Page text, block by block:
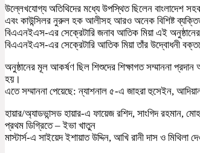
উল্লেখযোগ্য অতিথিদের মধ্যে উপস্থিত ছিলেন বাংলাদেশ
এবং কাউন্সিলর নুরুল হক আলীসহ আরও অনেক বিশিষ্ট
বিএএনইএস-এর সেক্রেটারি জনাব আতিক মিয়া এই
বিএএনইএস-এর সেক্রেটারি আতিক মিয়া তাঁর উদ্বোধনী
অনুষ্ঠানের মূল আকর্ষণ ছিল শিশুদের শিক্ষাগত সম্মাননা প্রদান
হয়।
এতে সম্মাননা পেয়েছে: ন্যাশনাল ৫-এ জাহরা হুসেইন,
হায়ার/অ্যাডভান্সড হায়ার-এ ফায়েজ রশিদ, সাংগিদ রহমান,
প্রথম ডিগ্রিতে – ইভা খাতুন
মাস্টার্স-এ সাইয়েদ ইশায়াত উদ্দিন, আখি রানী দাস ও মিথিলা